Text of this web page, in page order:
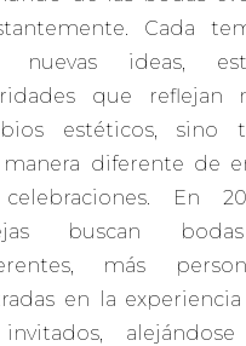
Cada
nuevas ideas,
que reflejan
estéticos, sino
manera diferente de
En
buscan
más
en la
invitados,